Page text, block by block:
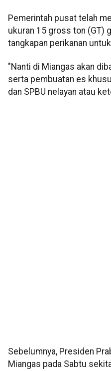
Pemerintah pusat telah
ukuran 15 gross ton (GT)
tangkapan perikanan
"Nanti di Miangas akan
serta pembuatan es
dan SPBU nelayan atau
Sebelumnya, Presiden
Miangas pada Sabtu